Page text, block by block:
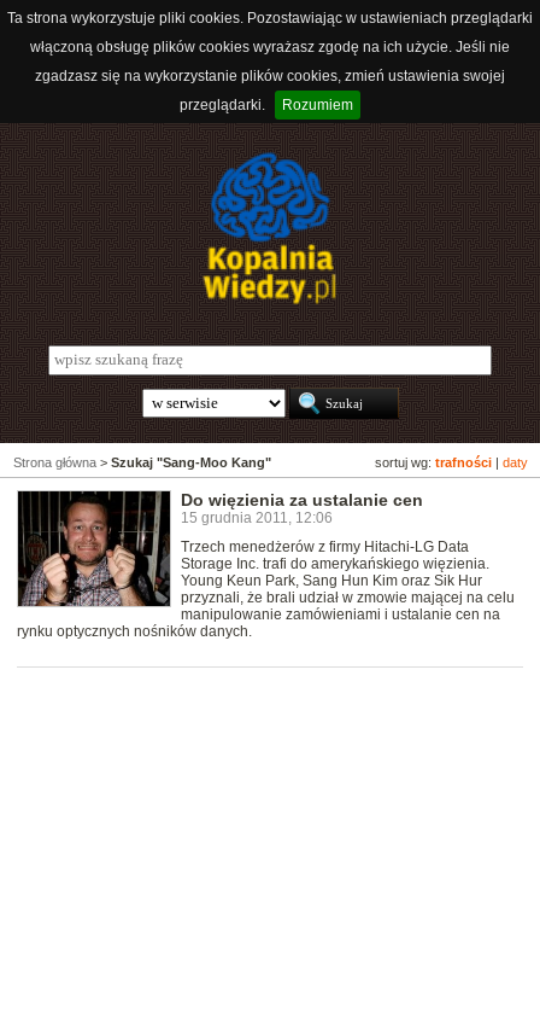
Ta strona wykorzystuje pliki cookies. Pozostawiając w ustawieniach przeglądarki
włączoną obsługę plików cookies wyrażasz zgodę na ich użycie. Jeśli nie
zgadzasz się na wykorzystanie plików cookies, zmień ustawienia swojej
przeglądarki.
Rozumiem
sortuj wg: trafności daty
Strona główna > Szukaj "Sang-Moo Kang"
Do więzienia za ustalanie cen
15 grudnia 2011, 12:06
Trzech menedżerów z firmy Hitachi-LG Data
Storage Inc. trafi do amerykańskiego więzienia.
Young Keun Park, Sang Hun Kim oraz Sik Hur
przyznali, że brali udział w zmowie mającej na celu
manipulowanie zamówieniami i ustalanie cen na
rynku optycznych nośników danych.